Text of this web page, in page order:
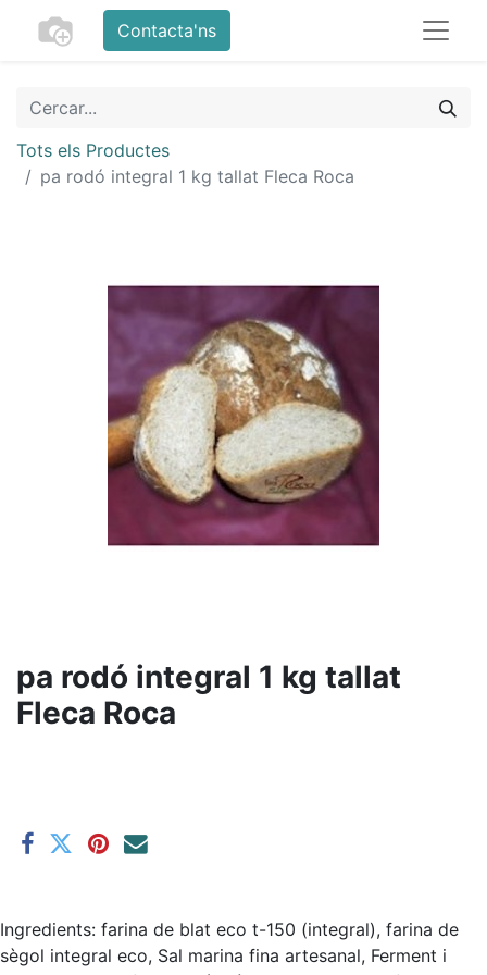
Contacta'ns
Tots els Productes
pa rodó integral 1 kg tallat Fleca Roca
pa rodó integral 1 kg tallat
Fleca Roca
Ingredients: farina de blat eco t-150 (integral), farina de
sègol integral eco, Sal marina fina artesanal, Ferment i